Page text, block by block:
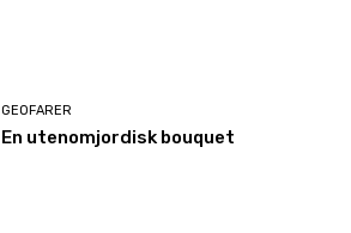
GEOFARER
En utenomjordisk bouquet